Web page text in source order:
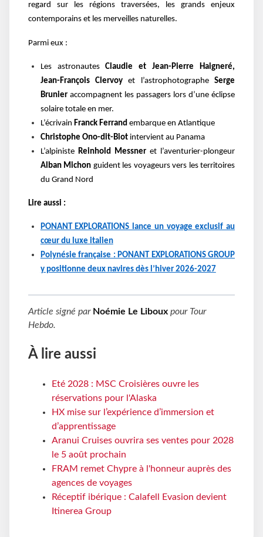
regard sur les régions traversées, les grands enjeux
contemporains et les merveilles naturelles.
Parmi eux :
Les astronautesClaudie et Jean-Pierre Haigneré,
Jean-François Clervoy et l’astrophotographeSerge
Brunieraccompagnent les passagers lors d’une éclipse
solaire totale en mer.
L’écrivain Franck Ferrand embarque en Atlantique
Christophe Ono-dit-Biotintervient au Panama
L’alpiniste Reinhold Messneret l’aventurier-plongeur
Alban Michon guident les voyageurs vers les territoires
du Grand Nord
Lire aussi :
PONANT EXPLORATIONS lance un voyage exclusif au
cœur du luxe italien
Polynésie française : PONANT EXPLORATIONS GROUP
y positionne deux navires dès l’hiver 2026-2027
Article signé par Noémie Le Liboux pour Tour
Hebdo.
À lire aussi
Eté 2028 : MSC Croisières ouvre les
réservations pour l'Alaska
HX mise sur l’expérience d’immersion et
d’apprentissage
Aranui Cruises ouvrira ses ventes pour 2028
le 5 août prochain
FRAM remet Chypre à l'honneur auprès des
agences de voyages
Réceptif ibérique : Calafell Evasion devient
Itinerea Group